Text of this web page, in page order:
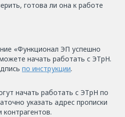
готова ли она к работе
«Функционал ЭП успешно
начать работать с ЭТрН.
по инструкции.
начать работать с ЭТрН по
указать адрес прописки